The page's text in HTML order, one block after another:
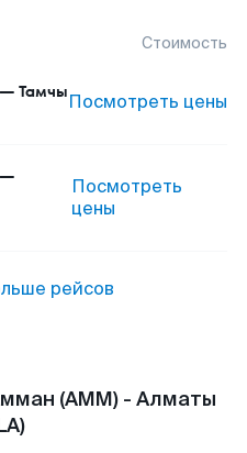
Стоимость
— ТамчыПосмотреть цены
—
Посмотреть
цены
рейсов
(AMM) - Алматы